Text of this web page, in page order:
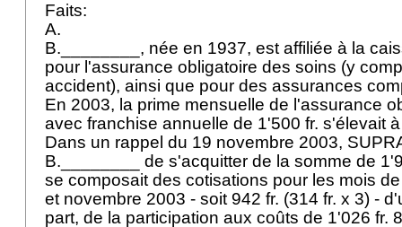
Faits:
A.
B.________, née en 1937, est affiliée à la
pour l'assurance obligatoire des soins (y
accident), ainsi que pour des assurances
En 2003, la prime mensuelle de l'assurance
avec franchise annuelle de 1'500 fr. s'élevait
Dans un rappel du 19 novembre 2003,
B.________ de s'acquitter de la somme de
se composait des cotisations pour les mois
et novembre 2003 - soit 942 fr. (314 fr. x 3) -
part, de la participation aux coûts de 1'026 fr.